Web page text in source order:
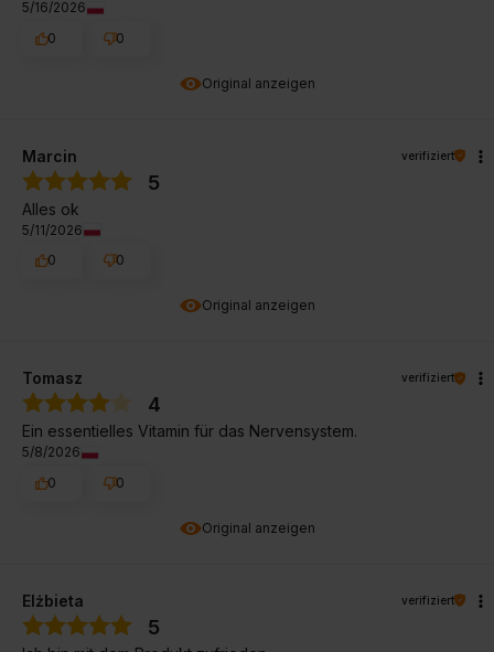
Original anzeigen
5/16/2026
0
0
Original anzeigen
Marcin verifiziert
5
Alles ok
5/11/2026
0
0
Original anzeigen
Tomasz verifiziert
4
Ein essentielles Vitamin für das Nervensystem.
5/8/2026
0
0
Elżbieta verifiziert
5